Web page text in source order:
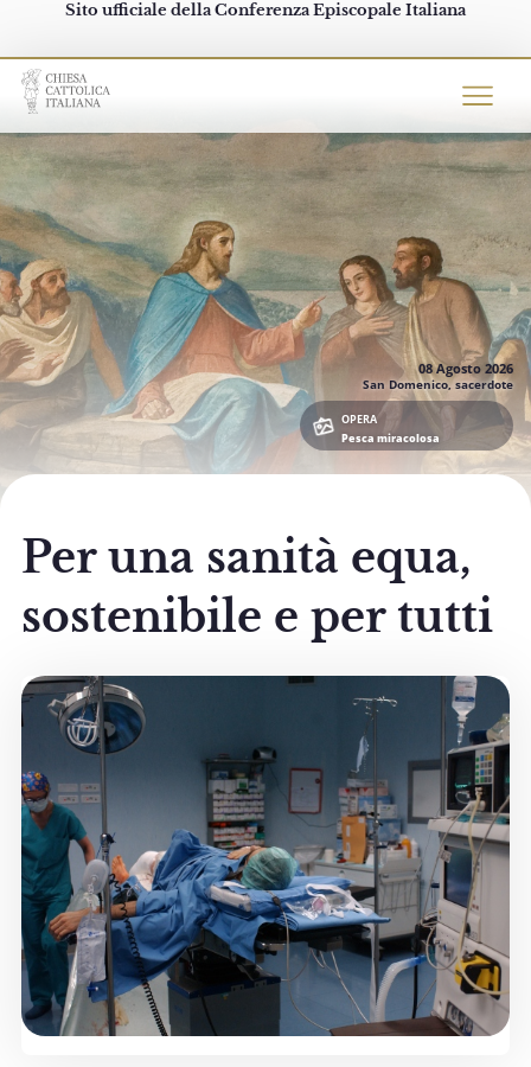
Sito ufficiale della Conferenza Episcopale Italiana
Chiesacattolica.it
08 Agosto 2026
San Domenico, sacerdote
OPERA
Pesca miracolosa
Per una sanità equa,
sostenibile e per tutti